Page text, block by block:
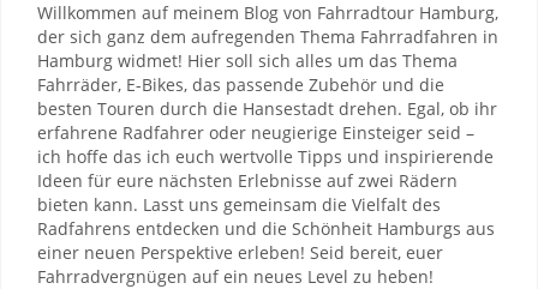
Willkommen auf meinem Blog von Fahrradtour Hamburg,
der sich ganz dem aufregenden Thema Fahrradfahren in
Hamburg widmet! Hier soll sich alles um das Thema
Fahrräder, E-Bikes, das passende Zubehör und die
besten Touren durch die Hansestadt drehen. Egal, ob ihr
erfahrene Radfahrer oder neugierige Einsteiger seid –
ich hoffe das ich euch wertvolle Tipps und inspirierende
Ideen für eure nächsten Erlebnisse auf zwei Rädern
bieten kann. Lasst uns gemeinsam die Vielfalt des
Radfahrens entdecken und die Schönheit Hamburgs aus
einer neuen Perspektive erleben! Seid bereit, euer
Fahrradvergnügen auf ein neues Level zu heben!